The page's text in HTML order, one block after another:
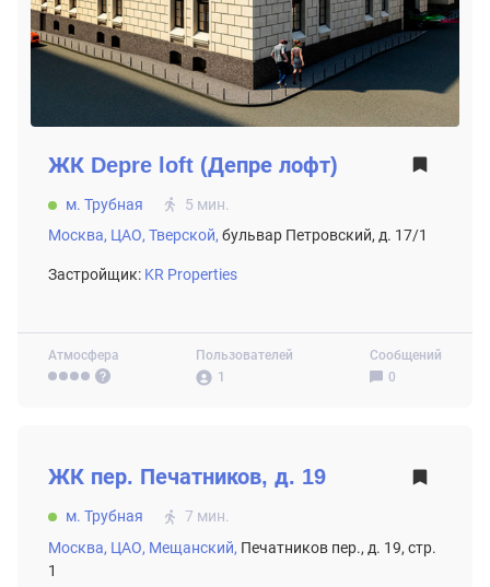
Атмосфера
Пользователей
1
Сообщений
0
ЖК Depre loft (Депре лофт)
м. Трубная
5 мин.
Москва, ЦАО, Тверской, бульвар Петровский, д. 17/1
Застройщик: KR Properties
ВТОРИЧНЫЙ РЫНОК
ЖК пер. Печатников, д. 19
м. Трубная
7 мин.
Москва, ЦАО, Мещанский, Печатников пер., д. 19, стр.
1